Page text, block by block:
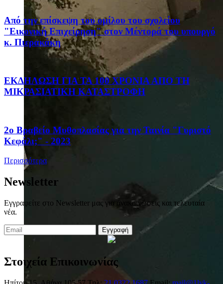
Από την επίσκεψη του ομίλου του σχολείου
"Εικονική Επιχείρηση" στον Μέντορά του υπουργό
κ. Πιερακάκη
ΕΚΔΗΛΩΣΗ ΓΙΑ ΤΑ 100 ΧΡΟΝΙΑ ΑΠΟ ΤΗ
ΜΙΚΡΑΣΙΑΤΙΚΗ ΚΑΤΑΣΤΡΟΦΗ
2ο Βραβείο Μυθοπλασίας για την Ταινία "Γυριστό
Κεφάλι;" - 2023
Περισσότερα
Newsletter
Εγγραφείτε στο Newsletter μας για ανακοινώσεις και τελευταία
νέα.
Εγγραφή
Στοιχεία Επικοινωνίας